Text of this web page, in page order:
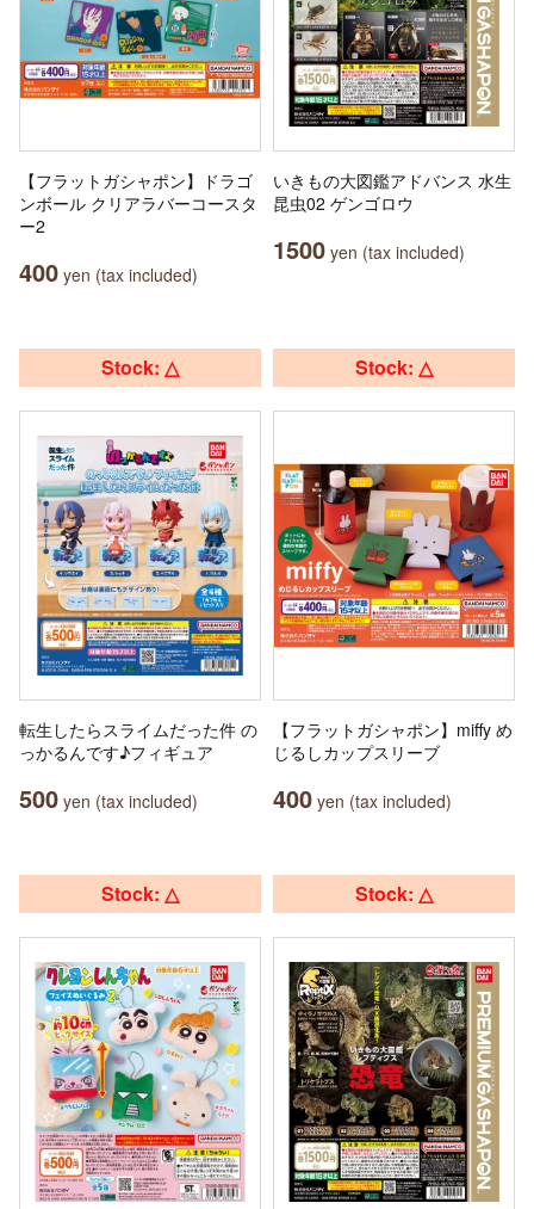
【フラットガシャポン】ドラゴ
ンボール クリアラバーコースタ
ー2
400 yen (tax included)
いきもの大図鑑アドバンス 水生
昆虫02 ゲンゴロウ
1500 yen (tax included)
Stock: △
転生したらスライムだった件 の
っかるんです♪フィギュア
500 yen (tax included)
Stock: △
【フラットガシャポン】miffy め
じるしカップスリーブ
400 yen (tax included)
Stock: △ Stock: △